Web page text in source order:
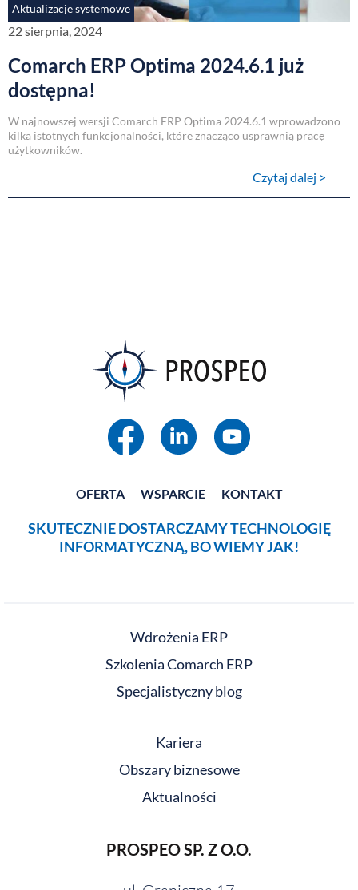
Aktualizacje systemowe
22 sierpnia, 2024
Comarch ERP Optima 2024.6.1 już
dostępna!
W najnowszej wersji Comarch ERP Optima 2024.6.1 wprowadzono
kilka istotnych funkcjonalności, które znacząco usprawnią pracę
użytkowników.
Czytaj dalej >
OFERTA WSPARCIE KONTAKT
SKUTECZNIE DOSTARCZAMY TECHNOLOGIĘ
INFORMATYCZNĄ, BO WIEMY JAK!
PROSPEO SP. Z O.O.
Wdrożenia ERP
Szkolenia Comarch ERP
Specjalistyczny blog
Kariera
Obszary biznesowe
Aktualności